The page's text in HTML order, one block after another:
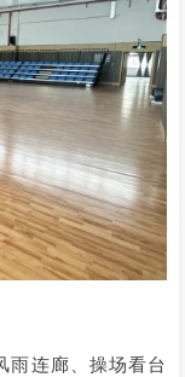
雨连廊、操场看台